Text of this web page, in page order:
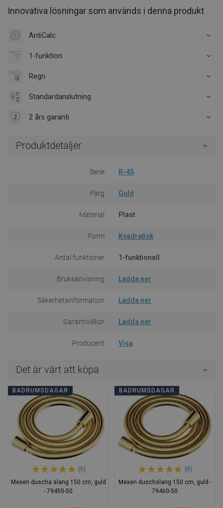
Innovativa lösningar som används i denna produkt
AntiCalc
1-funktion
Regn
Standardanslutning
2 års garanti
Produktdetaljer
Serie R-45
Färg Guld
Material Plast
Form Kvadratisk
Antal funktioner 1-funktionell
Bruksanvisning Ladda ner
Säkerhetsinformation Ladda ner
Garantivillkor Ladda ner
Producent Visa
Det är värt att köpa
BADRUMSDAGAR
(6)
Mexen duscha slang 150 cm, guld
- 79450-50
BADRUMSDAGAR
(6)
Mexen duschslang 150 cm, guld -
79460-50